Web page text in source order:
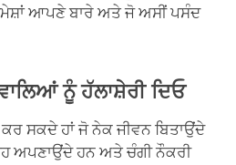
ਆਪਣੇ ਬਾਰੇ ਅਤੇ ਜੋ ਅਸੀਂ ਪਸੰਦ
ਨੂੰ ਹੱਲਾਸ਼ੇਰੀ ਦਿਓ
ਕਰ ਸਕਦੇ ਹਾਂ ਜੋ ਨੇਕ ਜੀਵਨ ਬਿਤਾਉਂਦੇ
ਅਪਣਾਉਂਦੇ ਹਨ ਅਤੇ ਚੰਗੀ ਨੌਕਰੀ